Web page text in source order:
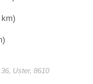
Uster, 8610